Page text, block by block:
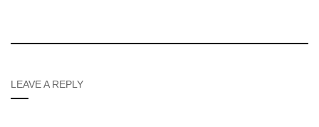
LEAVE A REPLY